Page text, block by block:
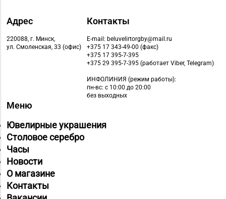
Адрес
220088, г. Минск,
ул. Смоленская, 33 (офис)
Контакты
E-mail: beluvelirtorgby@mail.ru
+375 17 343-49-00 (факс)
+375 17 395-7-395
+375 29 395-7-395 (работает Viber, Telegram)
ИНФОЛИНИЯ (режим работы):
пн-вс: с 10:00 до 20:00
без выходных
Меню
Ювелирные украшения
Столовое серебро
Часы
Новости
О магазине
Контакты